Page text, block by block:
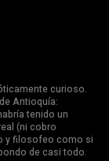
curioso.
Antioquía:
tenido un
(ni cobro
y filosofeo como si
de casi todo.